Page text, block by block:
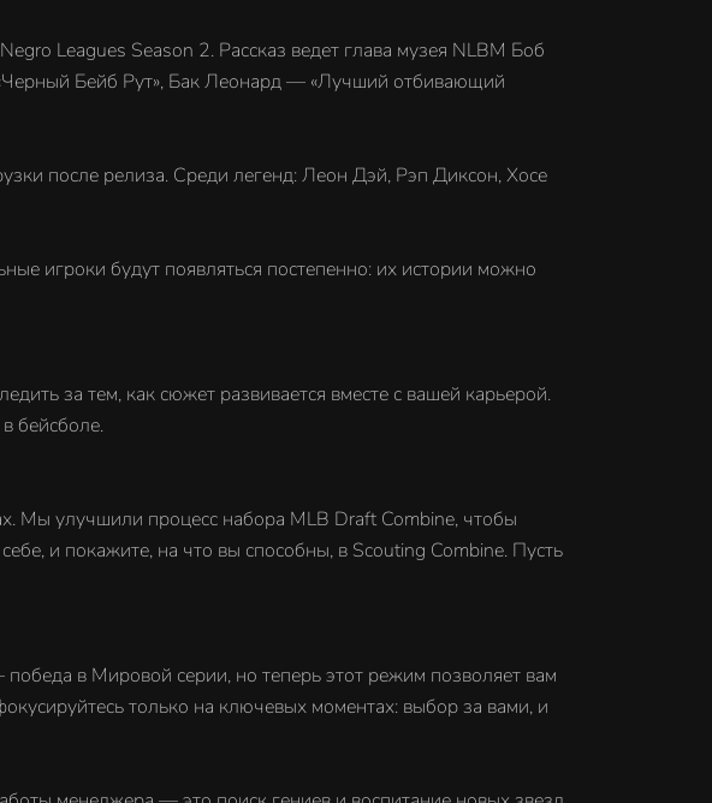
Leagues Season 2. Рассказ ведет глава музея NLBM Боб
Бейб Рут», Бак Леонард — «Лучший отбивающий
после релиза. Среди легенд: Леон Дэй, Рэп Диксон, Хосе
игроки будут появляться постепенно: их истории можно
за тем, как сюжет развивается вместе с вашей карьерой.
бейсболе.
Мы улучшили процесс набора MLB Draft Combine, чтобы
и покажите, на что вы способны, в Scouting Combine. Пусть
в Мировой серии, но теперь этот режим позволяет вам
только на ключевых моментах: выбор за вами, и